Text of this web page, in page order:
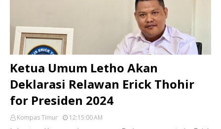
Ketua Umum Letho Akan
Deklarasi Relawan Erick Thohir
for Presiden 2024
Kompas Timur 12:15:00 AM